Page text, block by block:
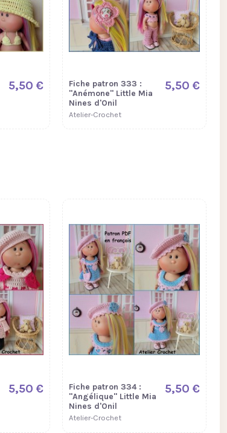
5,50 €
Fiche patron 333 :
"Anémone" Little Mia
Nines d'Onil
Atelier-Crochet
5,50 €
5,50 €
Fiche patron 334 :
"Angélique" Little Mia
Nines d'Onil
Atelier-Crochet
5,50 €